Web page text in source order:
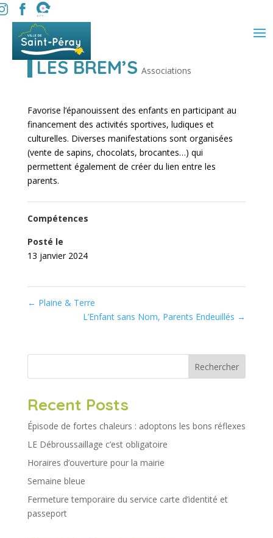
LES BREM’S Associations
Favorise l’épanouissent des enfants en participant au
financement des activités sportives, ludiques et
culturelles. Diverses manifestations sont organisées
(vente de sapins, chocolats, brocantes…) qui
permettent également de créer du lien entre les
parents.
Compétences
Posté le
13 janvier 2024
← Plaine & Terre
L’Enfant sans Nom, Parents Endeuillés →
Rechercher
Recent Posts
Épisode de fortes chaleurs : adoptons les bons réflexes
LE Débroussaillage c’est obligatoire
Horaires d’ouverture pour la mairie
Semaine bleue
Fermeture temporaire du service carte d’identité et
passeport